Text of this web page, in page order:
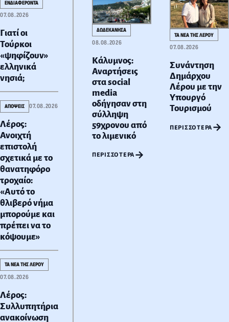
ΕΝΔΙΑΦΕΡΟΝΤΑ
07.08.2026
Γιατί οι
Τούρκοι
«ψηφίζουν»
ελληνικά
νησιά;
ΑΠΟΨΕΙΣ 07.08.2026
Λέρος:
Ανοιχτή
επιστολή
σχετικά με το
θανατηφόρο
τροχαίο:
«Αυτό το
θλιβερό νήμα
μπορούμε και
πρέπει να το
κόψουμε»
ΤΑ ΝΕΑ ΤΗΣ ΛΕΡΟΥ
07.08.2026
Λέρος:
Συλλυπητήρια
ανακοίνωση
ΔΩΔΕΚΑΝΗΣΑ
08.08.2026
Κάλυμνος:
Αναρτήσεις
στα social
media
οδήγησαν στη
σύλληψη
59χρονου από
το λιμενικό
ΠΕΡΙΣΣΌΤΕΡΑ→
ΤΑ ΝΕΑ ΤΗΣ ΛΕΡΟΥ
07.08.2026
Συνάντηση
Δημάρχου
Λέρου με την
Υπουργό
Τουρισμού
ΠΕΡΙΣΣΌΤΕΡΑ→